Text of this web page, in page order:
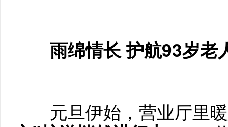
雨绵情长 护航93岁老
元旦伊始，营业厅里暖